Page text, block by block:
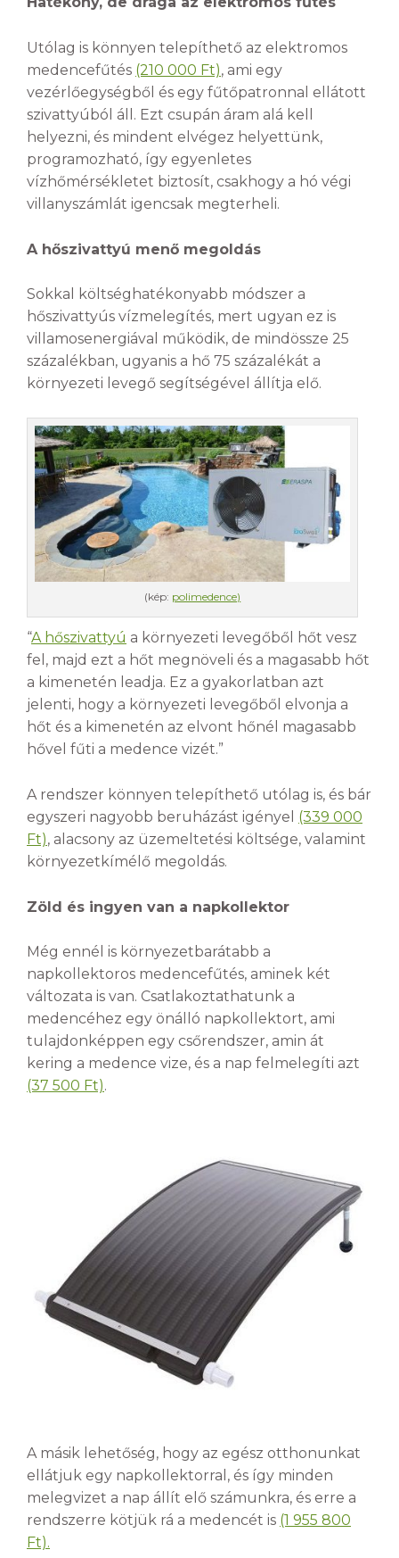
Utólag is könnyen telepíthető az elektromos
medencefűtés (210 000 Ft), ami egy
vezérlőegységből és egy fűtőpatronnal ellátott
szivattyúból áll. Ezt csupán áram alá kell
helyezni, és mindent elvégez helyettünk,
programozható, így egyenletes
vízhőmérsékletet biztosít, csakhogy a hó végi
villanyszámlát igencsak megterheli.
A hőszivattyú menő megoldás
Sokkal költséghatékonyabb módszer a
hőszivattyús vízmelegítés, mert ugyan ez is
villamosenergiával működik, de mindössze 25
százalékban, ugyanis a hő 75 százalékát a
környezeti levegő segítségével állítja elő.
(kép: polimedence)
“A hőszivattyú a környezeti levegőből hőt vesz
fel, majd ezt a hőt megnöveli és a magasabb hőt
a kimenetén leadja. Ez a gyakorlatban azt
jelenti, hogy a környezeti levegőből elvonja a
hőt és a kimenetén az elvont hőnél magasabb
hővel fűti a medence vizét.”
A rendszer könnyen telepíthető utólag is, és bár
egyszeri nagyobb beruházást igényel (339 000
Ft), alacsony az üzemeltetési költsége, valamint
környezetkímélő megoldás.
Zöld és ingyen van a napkollektor
Még ennél is környezetbarátabb a
napkollektoros medencefűtés, aminek két
változata is van. Csatlakoztathatunk a
medencéhez egy önálló napkollektort, ami
tulajdonképpen egy csőrendszer, amin át
kering a medence vize, és a nap felmelegíti azt
(37 500 Ft).
A másik lehetőség, hogy az egész otthonunkat
ellátjuk egy napkollektorral, és így minden
melegvizet a nap állít elő számunkra, és erre a
rendszerre kötjük rá a medencét is (1 955 800
Ft).